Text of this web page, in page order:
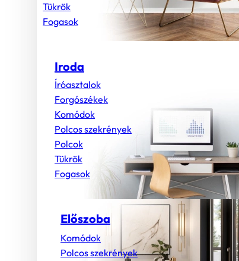
Tükrök
Fogasok
Iroda
Íróasztalok
Forgószékek
Komódok
Polcos szekrények
Polcok
Tükrök
Fogasok
Előszoba
Komódok
Polcos szekrények